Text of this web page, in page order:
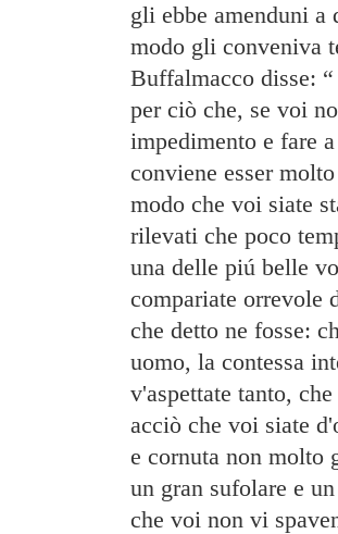
gli ebbe amenduni a
modo gli conveniva
Buffalmacco disse:
per ciò che, se voi
impedimento e fare
conviene esser
modo che voi siate
rilevati che poco
una delle piú belle
compariate orrevole
che detto ne fosse:
uomo, la contessa
v'aspettate tanto,
acciò che voi siate
e cornuta non molto
un gran sufolare e
che voi non vi